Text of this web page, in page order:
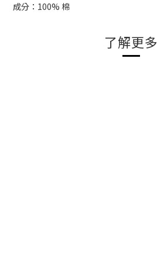
成分：100% 棉
了解更多